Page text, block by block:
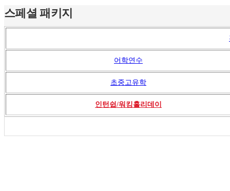
스페셜 패키지
어학연수
초중고유학
인턴쉽/워킹홀리데이